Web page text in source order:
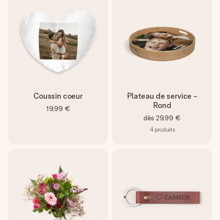
Coussin coeur
19,99 €
Plateau de service -
Rond
dès 29,99 €
4 produits